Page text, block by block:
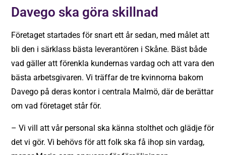
Davego ska göra skillnad
Företaget startades för snart ett år sedan, med målet att
bli den i särklass bästa leverantören i Skåne. Bäst både
vad gäller att förenkla kundernas vardag och att vara den
bästa arbetsgivaren. Vi träffar de tre kvinnorna bakom
Davego på deras kontor i centrala Malmö, där de berättar
om vad företaget står för.
– Vi vill att vår personal ska känna stolthet och glädje för
det vi gör. Vi behövs för att folk ska få ihop sin vardag,